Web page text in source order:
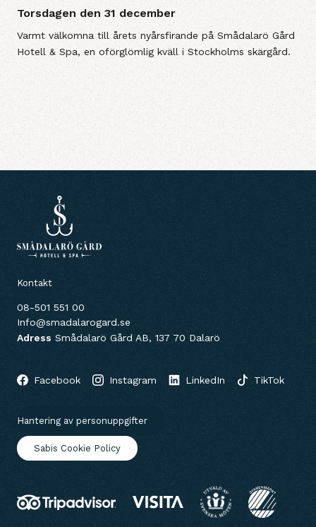
Torsdagen den 31 december
Varmt välkomna till årets nyårsfirande på Smådalarö Gård
Hotell & Spa, en oförglömlig kväll i Stockholms skärgård.
Kontakt
08-501 551 00
Info@smadalarogard.se
Adress Smådalarö Gård AB, 137 70 Dalarö
Facebook Instagram LinkedIn TikTok
Hantering av personuppgifter
Sabis Cookie Policy